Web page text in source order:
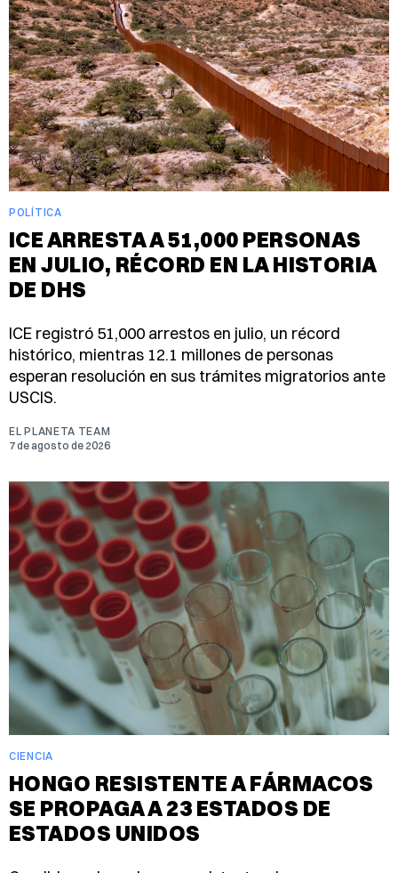
POLÍTICA
ICE ARRESTA A 51,000 PERSONAS
EN JULIO, RÉCORD EN LA HISTORIA
DE DHS
ICE registró 51,000 arrestos en julio, un récord
histórico, mientras 12.1 millones de personas
esperan resolución en sus trámites migratorios ante
USCIS.
EL PLANETA TEAM
7 de agosto de 2026
CIENCIA
HONGO RESISTENTE A FÁRMACOS
SE PROPAGA A 23 ESTADOS DE
ESTADOS UNIDOS